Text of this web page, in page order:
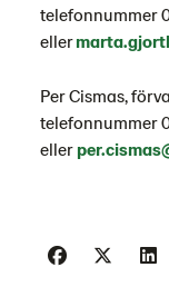
telefonnummer
eller
Per Cismas,
telefonnummer
eller